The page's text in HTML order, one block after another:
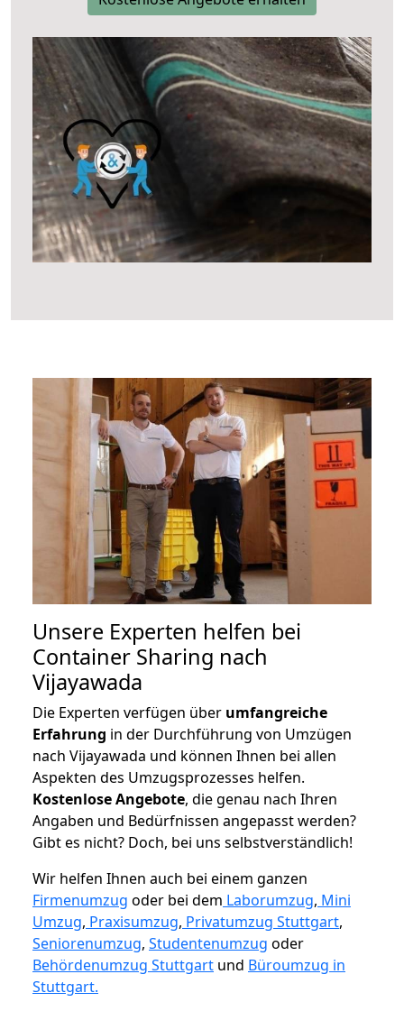
Unsere Experten helfen bei
Container Sharing nach
Vijayawada
Die Experten verfügen über umfangreiche
Erfahrung in der Durchführung von Umzügen
nach Vijayawada und können Ihnen bei allen
Aspekten des Umzugsprozesses helfen.
Kostenlose Angebote, die genau nach Ihren
Angaben und Bedürfnissen angepasst werden?
Gibt es nicht? Doch, bei uns selbstverständlich!
Wir helfen Ihnen auch bei einem ganzen
Firmenumzug oder bei dem Laborumzug, Mini
Umzug, Praxisumzug, Privatumzug Stuttgart,
Seniorenumzug, Studentenumzug oder
Behördenumzug Stuttgart und Büroumzug in
Stuttgart.